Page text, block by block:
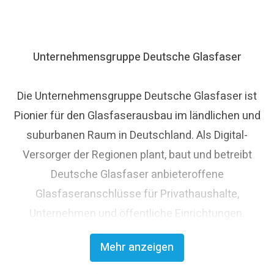
Unternehmensgruppe Deutsche Glasfaser
Die Unternehmensgruppe Deutsche Glasfaser ist
Pionier für den Glasfaserausbau im ländlichen und
suburbanen Raum in Deutschland. Als Digital-
Versorger der Regionen plant, baut und betreibt
Deutsche Glasfaser anbieteroffene
Glasfaseranschlüsse für Privathaushalte,
Unternehmen und öffentliche Einrichtungen.
Deutsche Glasfaser strebt den flächendeckenden
Glasfaserausbau an und trägt damit maßgeblich
Mehr anzeigen